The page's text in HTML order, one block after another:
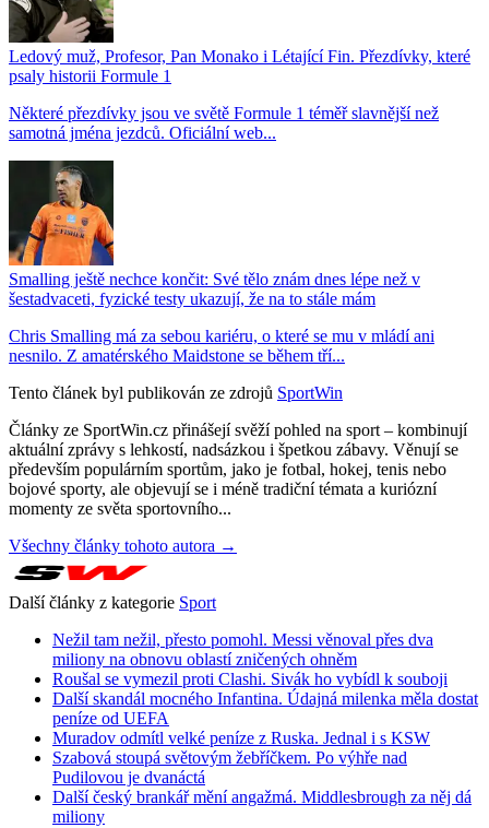
Ledový muž, Profesor, Pan Monako i Létající Fin. Přezdívky, které
psaly historii Formule 1
Některé přezdívky jsou ve světě Formule 1 téměř slavnější než
samotná jména jezdců. Oficiální web...
Smalling ještě nechce končit: Své tělo znám dnes lépe než v
šestadvaceti, fyzické testy ukazují, že na to stále mám
Chris Smalling má za sebou kariéru, o které se mu v mládí ani
nesnilo. Z amatérského Maidstone se během tří...
Tento článek byl publikován ze zdrojů SportWin
Články ze SportWin.cz přinášejí svěží pohled na sport – kombinují
aktuální zprávy s lehkostí, nadsázkou i špetkou zábavy. Věnují se
především populárním sportům, jako je fotbal, hokej, tenis nebo
bojové sporty, ale objevují se i méně tradiční témata a kuriózní
momenty ze světa sportovního...
Všechny články tohoto autora →
Další články z kategorie Sport
Nežil tam nežil, přesto pomohl. Messi věnoval přes dva
miliony na obnovu oblastí zničených ohněm
Roušal se vymezil proti Clashi. Sivák ho vybídl k souboji
Další skandál mocného Infantina. Údajná milenka měla dostat
peníze od UEFA
Muradov odmítl velké peníze z Ruska. Jednal i s KSW
Szabová stoupá světovým žebříčkem. Po výhře nad
Pudilovou je dvanáctá
Další český brankář mění angažmá. Middlesbrough za něj dá
miliony